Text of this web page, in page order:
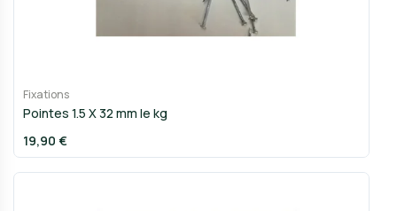
Fixations
Pointes 1.5 X 32 mm le kg
19,90 €